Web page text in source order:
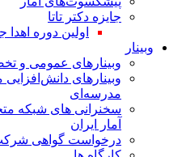
جایزه دکتر تاتا
اولین دوره اهدا
وبینار
وبینارهای عمومی و
وبینارهای دانش‌افزایی
مدرسه‌ای
سخنرانی های شبکه
آمار ایران
درخواست گواهی شرکت